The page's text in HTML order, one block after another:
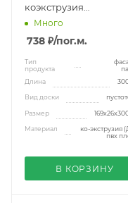
коэкструзия
169x26x3000 мм тик
Много
738 ₽/пог.м.
Тип
продукта
Длина
Вид доски
Размер
Материал
ко-экструзия
пвх
В КОРЗИНУ